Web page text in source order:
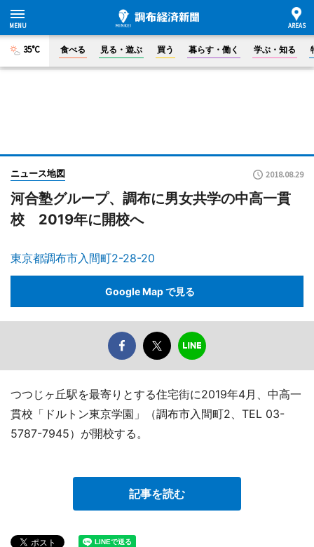
35°C 食べる 見る・遊ぶ 買う 暮らす・働く 学ぶ・知る
ニュース地図 2018.08.29
河合塾グループ、調布に男女共学の中高一貫
校 2019年に開校へ
東京都調布市入間町2-28-20
Google Map で見る
つつじヶ丘駅を最寄りとする住宅街に2019年4月、中高一
貫校「ドルトン東京学園」（調布市入間町2、TEL 03-
5787-7945）が開校する。
記事を読む